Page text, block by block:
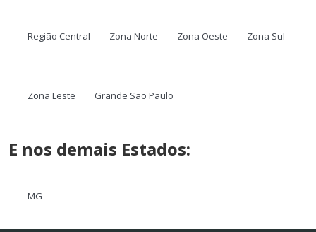
Região Central Zona Norte Zona Oeste Zona Sul
Zona Leste Grande São Paulo
E nos demais Estados:
MG